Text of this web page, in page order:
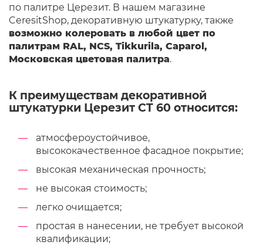
по палитре Церезит. В нашем магазине
CeresitShop, декоративную штукатурку, также
возможно колеровать в любой цвет по
палитрам RAL, NCS, Tikkurila, Caparol,
Московская цветовая палитра.
К преимуществам декоративной
штукатурки Церезит CT 60 относится:
атмосфероустойчивое,
высококачественное фасадное покрытие;
высокая механическая прочность;
не высокая стоимость;
легко очищается;
простая в нанесении, не требует высокой
квалификации;